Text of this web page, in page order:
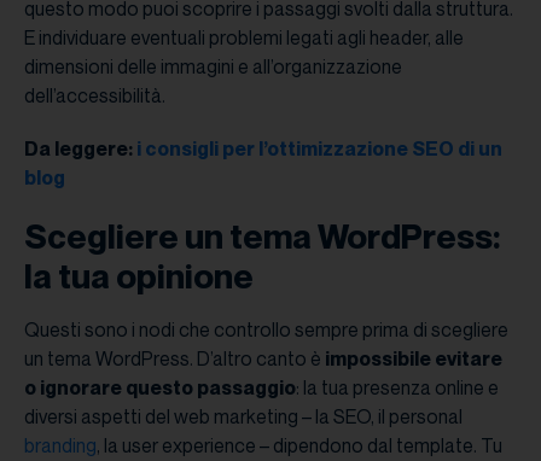
questo modo puoi scoprire i passaggi svolti dalla struttura.
E individuare eventuali problemi legati agli header, alle
dimensioni delle immagini e all’organizzazione
dell’accessibilità.
Da leggere: i consigli per l’ottimizzazione SEO di un
blog
Scegliere un tema WordPress:
la tua opinione
Questi sono i nodi che controllo sempre prima di scegliere
un tema WordPress. D’altro canto è impossibile evitare
o ignorare questo passaggio: la tua presenza online e
diversi aspetti del web marketing – la SEO, il personal
branding, la user experience – dipendono dal template. Tu